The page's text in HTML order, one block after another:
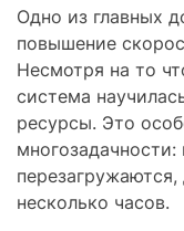
Одно из главных
повышение
Несмотря на то
система
ресурсы. Это
несколько часов.